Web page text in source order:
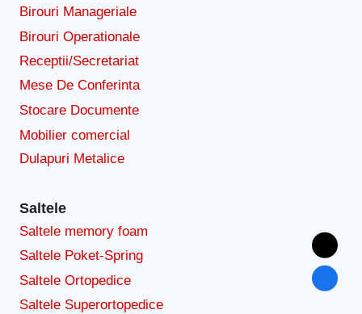
Birouri Manageriale
Birouri Operationale
Receptii/Secretariat
Mese De Conferinta
Stocare Documente
Mobilier comercial
Dulapuri Metalice
Saltele
Saltele memory foam
Saltele Poket-Spring
Saltele Ortopedice
Saltele Superortopedice